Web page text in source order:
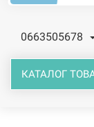
0663505678
КАТАЛОГ